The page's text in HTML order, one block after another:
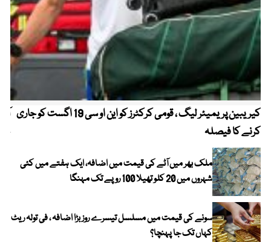
کیریبین پریمیئر لیگ ، قومی کرکٹرز کو این او سی 19 اگست کو جاری
کرنے کا فیصلہ
ملک بھر میں آٹے کی قیمت میں اضافہ، ایک ہفتے میں کئی
شہروں میں 20 کلو تھیلا 100 روپے تک مہنگا
سونے کی قیمت میں مسلسل تیسرے روز بڑا اضافہ ، فی تولہ ریٹ
کہاں تک جا پہنچا؟